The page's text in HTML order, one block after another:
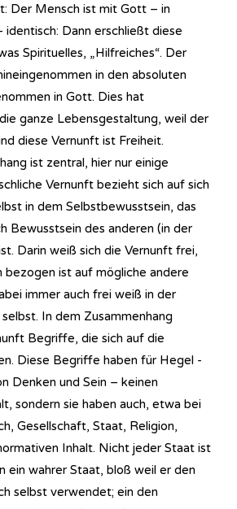
Der Mensch ist mit Gott – in
identisch: Dann erschließt diese
Spirituelles, „Hilfreiches“. Der
in den absoluten
in Gott. Dies hat
ganze Lebensgestaltung, weil der
diese Vernunft ist Freiheit.
ist zentral, hier nur einige
Vernunft bezieht sich auf sich
in dem Selbstbewusstsein, das
Bewusstsein des anderen (in der
Darin weiß sich die Vernunft frei,
bezogen ist auf mögliche andere
immer auch frei weiß in der
In dem Zusammenhang
Begriffe, die sich auf die
Diese Begriffe haben für Hegel -
Denken und Sein – keinen
sondern sie haben auch, etwa bei
Gesellschaft, Staat, Religion,
Inhalt. Nicht jeder Staat ist
ein wahrer Staat, bloß weil er den
selbst verwendet; ein den